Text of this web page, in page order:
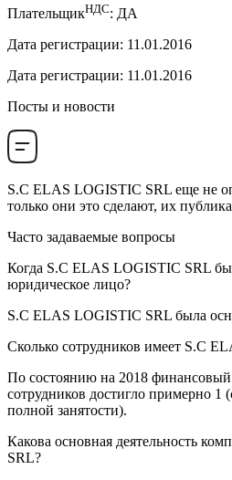
ПлательщикНДС: ДА
Дата регистрации: 11.01.2016
Дата регистрации: 11.01.2016
Посты и новости
S.C ELAS LOGISTIC SRL еще не
только они это сделают, их
Часто задаваемые вопросы
Когда S.C ELAS LOGISTIC SRL
юридическое лицо?
S.C ELAS LOGISTIC SRL была
Сколько сотрудников имеет S.C
По состоянию на 2018 финансовый
сотрудников достигло примерно 1
полной занятости).
Какова основная деятельность
SRL?